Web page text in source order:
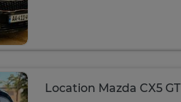
Location Mazda CX5 GT